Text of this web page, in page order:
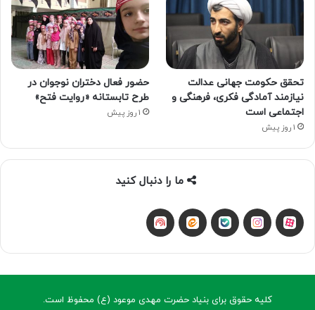
تحقق حکومت جهانی عدالت
نیازمند آمادگی فکری، فرهنگی و
اجتماعی است
1 روز پیش
حضور فعال دختران نوجوان در
طرح تابستانه «روایت فتح»
1 روز پیش
ما را دنبال کنید
آپاراتاینستاگرام
بله ایتا شنوتو
کلیه حقوق برای بنیاد حضرت مهدی موعود (ع) محفوظ است.